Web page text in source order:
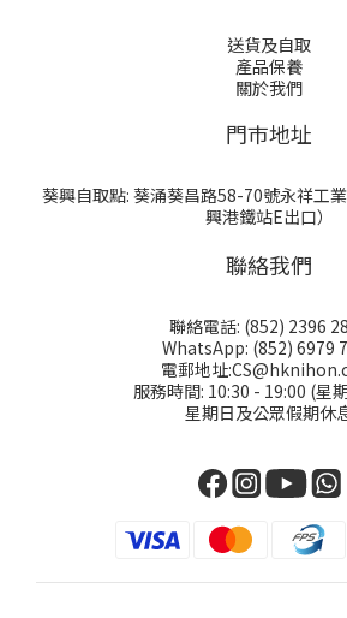
送貨及自取
產品保養
關於我們
門巿地址
葵興自取點: 葵涌葵昌路58-70號永祥工
興港鐵站E出口）
聯絡我們
聯絡電話: (852) 2396
WhatsApp: (852) 6979
電郵地址
服務時間: 10:30 - 19:00 (星
星期日及公眾假期休